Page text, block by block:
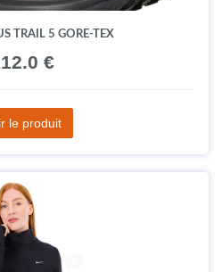
TRAIL 5 GORE-TEX
€
le produit